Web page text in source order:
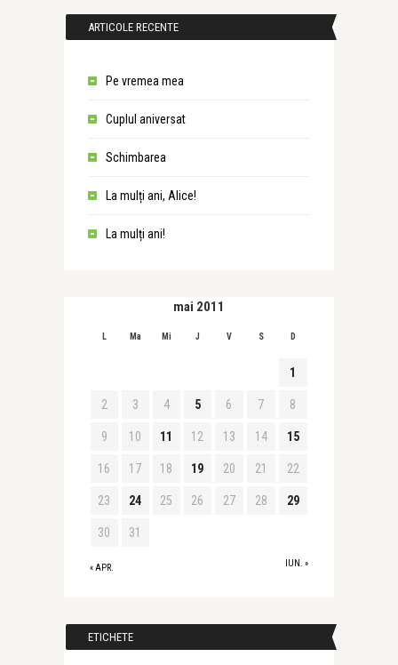
ARTICOLE RECENTE
Pe vremea mea
Cuplul aniversat
Schimbarea
La mulți ani, Alice!
La mulți ani!
mai 2011
L Ma Mi J V S D
« APR. IUN. »
1
2 3 4 5 6 7 8
9 10 11 12 13 14 15
16 17 18 19 20 21 22
23 24 25 26 27 28 29
30 31
ETICHETE